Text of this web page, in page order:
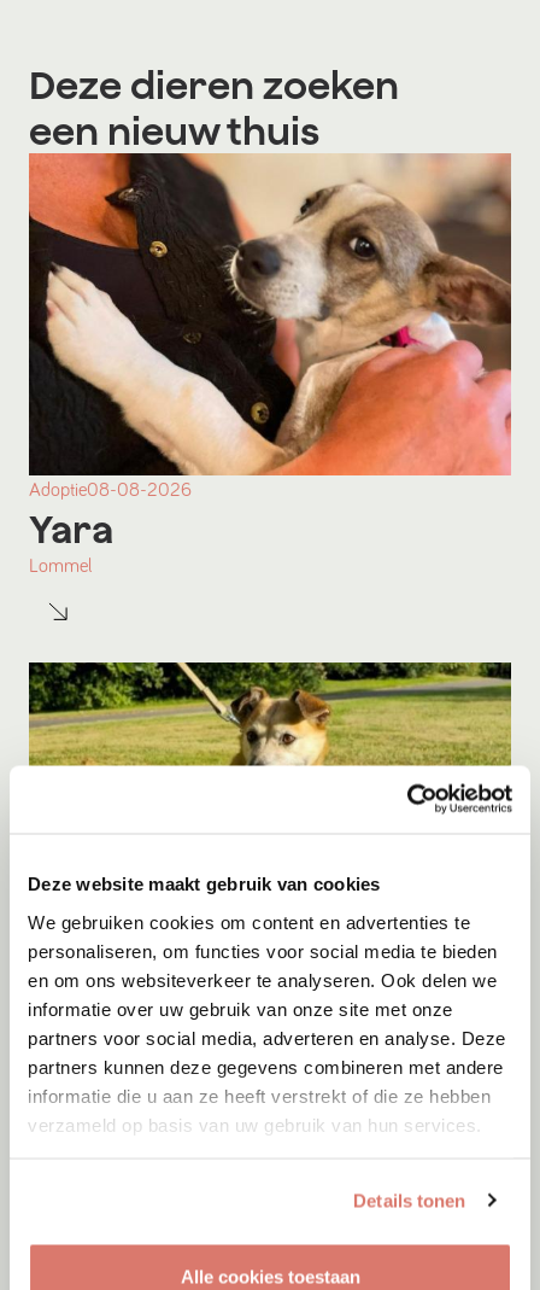
Deze website maakt gebruik van cookies
We gebruiken cookies om content en advertenties te
personaliseren, om functies voor social media te bieden
en om ons websiteverkeer te analyseren. Ook delen we
informatie over uw gebruik van onze site met onze
partners voor social media, adverteren en analyse. Deze
partners kunnen deze gegevens combineren met andere
informatie die u aan ze heeft verstrekt of die ze hebben
verzameld op basis van uw gebruik van hun services.
Details tonen
Alle cookies toestaan
Deze dieren zoeken
een nieuw thuis
Adoptie08-08-2026
Yara
Lommel
Adoptie 08-08-2026
Tara
Emmeloord